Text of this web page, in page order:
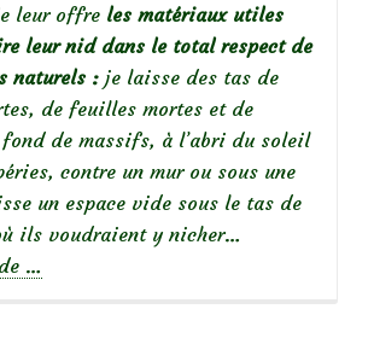
leur offre les matériaux utiles
leur nid dans le total respect de
naturels : je laisse des tas de
de feuilles mortes et de
de massifs, à l’abri du soleil
contre un mur ou sous une
un espace vide sous le tas de
ils voudraient y nicher…
…